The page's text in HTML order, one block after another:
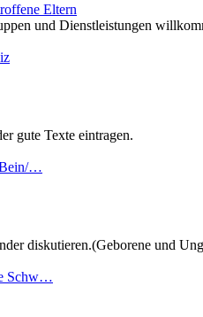
Eltern
und Dienstleistungen
gute Texte eintragen.
Bein/…
diskutieren.(Geborene und
Schw…